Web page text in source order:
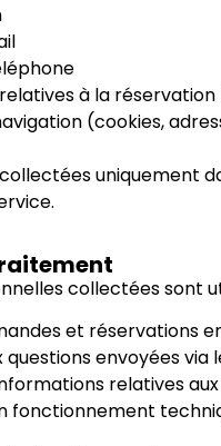
à la
(cookies,
uniquement
collectées sont
et réservations
questions envoyées
relatives
fonctionnement